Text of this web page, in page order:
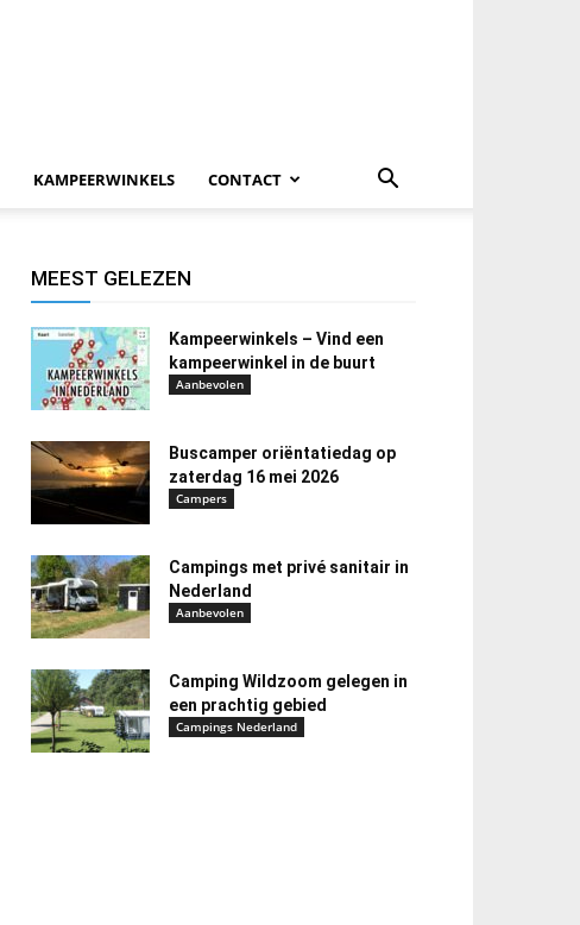
KAMPEERWINKELS CONTACT
MEEST GELEZEN
Kampeerwinkels – Vind een
kampeerwinkel in de buurt
Aanbevolen
Buscamper oriëntatiedag op
zaterdag 16 mei 2026
Campers
Campings met privé sanitair in
Nederland
Aanbevolen
Camping Wildzoom gelegen in
een prachtig gebied
Campings Nederland